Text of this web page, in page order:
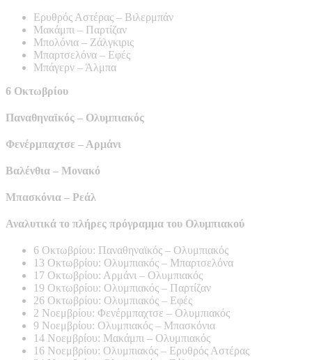
Ερυθρός Αστέρας – Βιλερμπάν
Μακάμπι – Παρτίζαν
Μπολόνια – Ζάλγκιρις
Μπαρτσελόνα – Εφές
Μπάγερν – Άλμπα
6 Οκτωβρίου
Παναθηναϊκός – Ολυμπιακός
Φενέρμπαχτσε – Αρμάνι
Βαλένθια – Μονακό
Μπασκόνια – Ρεάλ
Αναλυτικά το πλήρες πρόγραμμα του Ολυμπιακού
6 Οκτωβρίου: Παναθηναϊκός – Ολυμπιακός
13 Οκτωβρίου: Ολυμπιακός – Μπαρτσελόνα
17 Οκτωβρίου: Αρμάνι – Ολυμπιακός
19 Οκτωβρίου: Ολυμπιακός – Παρτίζαν
26 Οκτωβρίου: Ολυμπιακός – Εφές
2 Νοεμβρίου: Φενέρμπαχτσε – Ολυμπιακός
9 Νοεμβρίου: Ολυμπιακός – Μπασκόνια
14 Νοεμβρίου: Μακάμπι – Ολυμπιακός
16 Νοεμβρίου: Ολυμπιακός – Ερυθρός Αστέρας